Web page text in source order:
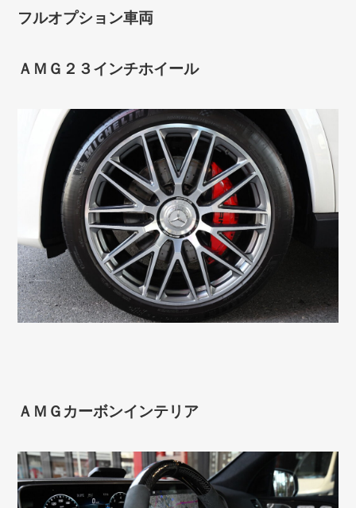
フルオプション車両
ＡＭＧ２３インチホイール
ＡＭＧカーボンインテリア